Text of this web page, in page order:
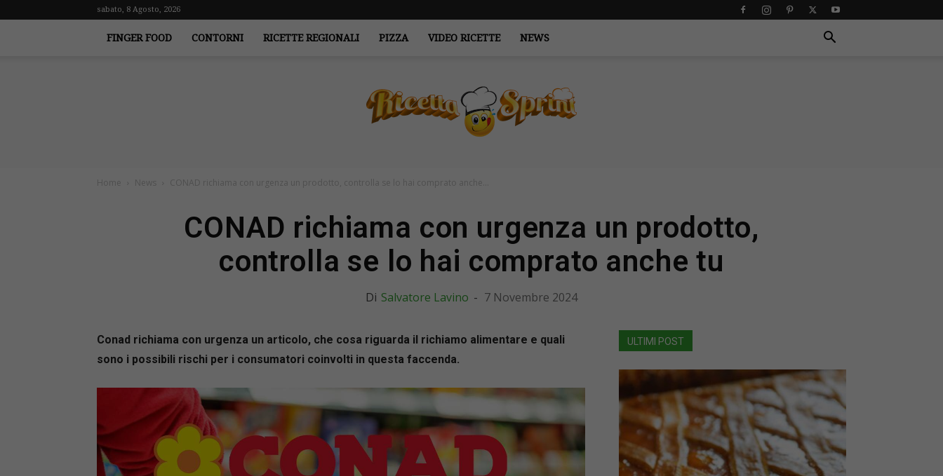
sabato, 8 Agosto, 2026
FINGER FOOD CONTORNI RICETTE REGIONALI PIZZA VIDEO RICETTE NEWS
Home News CONAD richiama con urgenza un prodotto, controlla se lo hai comprato anche...
CONAD richiama con urgenza un prodotto,
controlla se lo hai comprato anche tu
Di Salvatore Lavino - 7 Novembre 2024
Conad richiama con urgenza un articolo, che cosa riguarda il richiamo alimentare e quali
sono i possibili rischi per i consumatori coinvolti in questa faccenda.
ULTIMI POST